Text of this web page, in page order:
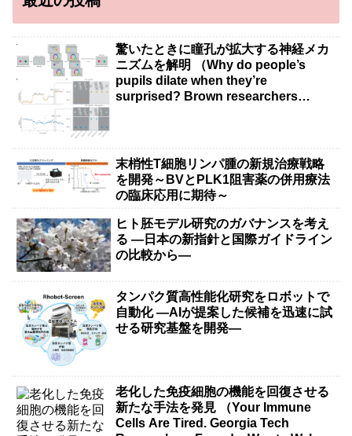
驚いたときに瞳孔が拡大する神経メカ
ニズムを解明 （Why do people’s
pupils dilate when they’re
surprised? Brown researchers
末梢性T細胞リンパ腫の新規治療戦略
を開発～BVとPLK1阻害薬の併用療法
の臨床応用に期待～
ヒト胚モデル研究のガバナンスを考え
る ―日本の新指針と国際ガイドライン
の比較から―
タンパク質高性能化研究をロボットで
自動化 ―AIが提案した候補を迅速に試
せる研究基盤を開発―
老化した免疫細胞の機能を回復させる
新たな手法を発見 （Your Immune
Cells Are Tired. Georgia Tech